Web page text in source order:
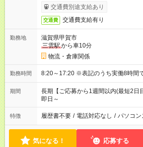
交通費別途支給あり
交通費 交通費支給有り
勤務地
滋賀県甲賀市
三雲駅から車10分
物流・倉庫関係
勤務時間 8:20～17:20 ※表記のうち実働8時間
期間
長期【ご応募から1週間以内(最短2日
即日～
特徴 履歴書不要 / 電話対応なし / パソコン
気になる！ 応募する